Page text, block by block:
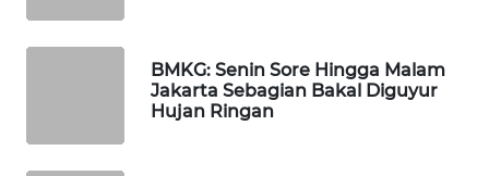
BMKG: Senin Sore Hingga Malam
Jakarta Sebagian Bakal Diguyur
Hujan Ringan
LAPAK
Network